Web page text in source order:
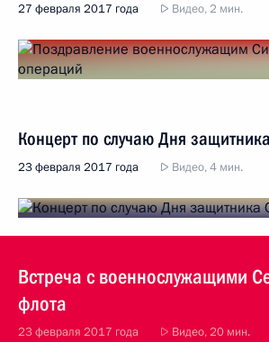
27 февраля 2017 года Видео, 2 мин.
Концерт по случаю Дня
23 февраля 2017 года Видео, 4 мин.
Встреча с военнослужащими
флота
23 февраля 2017 года Видео, 20 мин.